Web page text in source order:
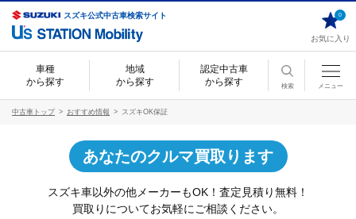
スズキ公式中古車検索サイト
お気に入り
0
車種
から探す
地域
から探す
認定中古車
から探す
検索 メニュー
中古車トップ おすすめ情報 スズキOK保証
あなたのクルマ買取ります
スズキ車以外の他メーカーもOK！査定見積り無料！
買取りについてお気軽にご相談ください。